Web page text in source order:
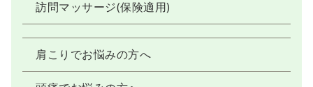
訪問マッサージ(保険適用)
肩こりでお悩みの方へ